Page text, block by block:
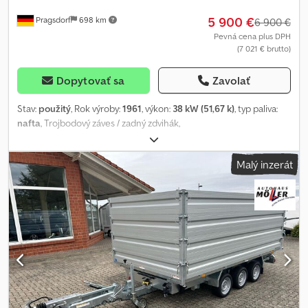
Pragsdorf 698 km 5 900 €6 900 €
Pevná cena plus DPH
(7 021 € brutto)
Dopytovať sa Zavolať
Stav: použitý, Rok výroby:1961, výkon: 38 kW (51,67 k), typ paliva:
nafta, Trojbodový záves / zadný zdvihák,
dvojkolesový_____Funkčný. Preukaz vlastníctva (kúpna zmluva),
Miesto skladovania: 17094 Pragsdorf Cjdpjv Ddznofx Akljrf
Malý inzerát